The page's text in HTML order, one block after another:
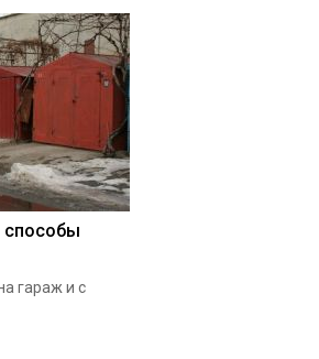
способы
гараж и с